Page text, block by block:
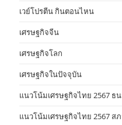
เวย์โปรตีน กินตอนไหน
เศรษฐกิจจีน
เศรษฐกิจโลก
เศรษฐกิจในปัจจุบัน
แนวโน้มเศรษฐกิจไทย 2567 ธ
แนวโน้มเศรษฐกิจไทย 2567